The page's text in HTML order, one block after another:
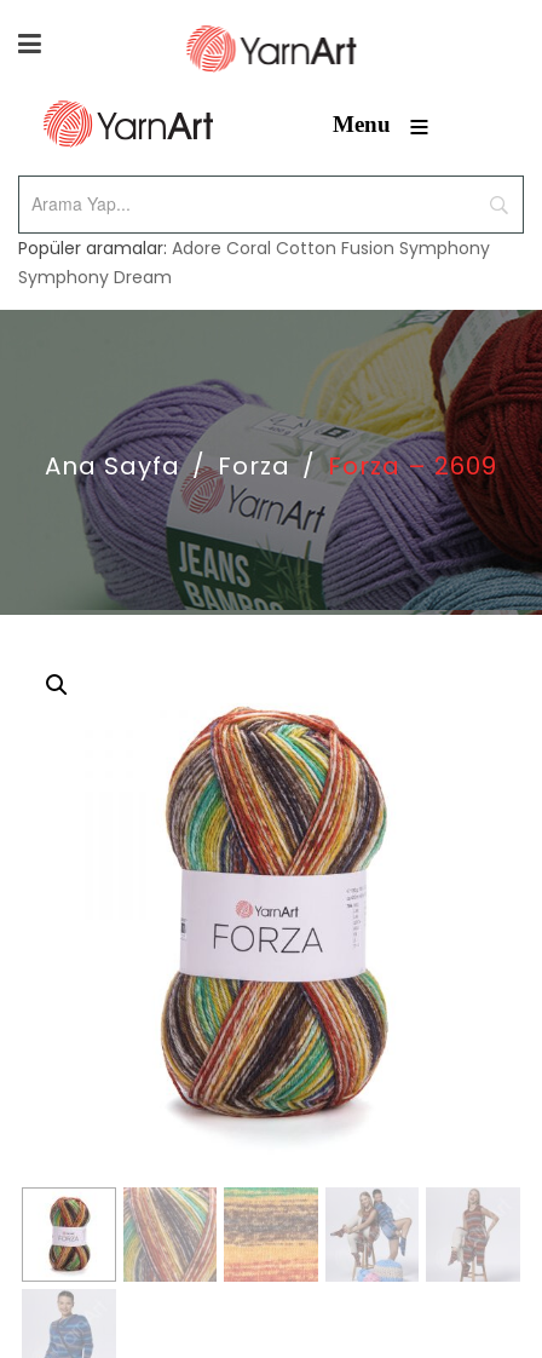
Menu ≡
Popüler aramalar: Adore Coral Cotton Fusion Symphony
Symphony Dream
Ana Sayfa / Forza / Forza – 2609